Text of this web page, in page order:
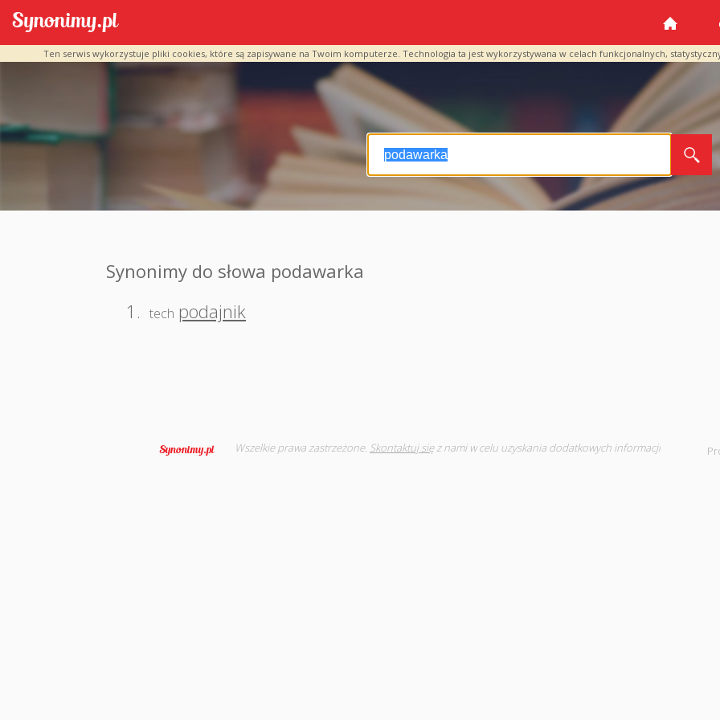
Ten serwis wykorzystuje pliki cookies, które są zapisywane na Twoim komputerze. Technologia ta jest wykorzystywana w celach funkcjonalnych,
Synonimy do słowa podawarka
1. tech podajnik
Wszelkie prawa zastrzeżone. Skontaktuj sięz nami w celu uzyskania dodatkowych informacji